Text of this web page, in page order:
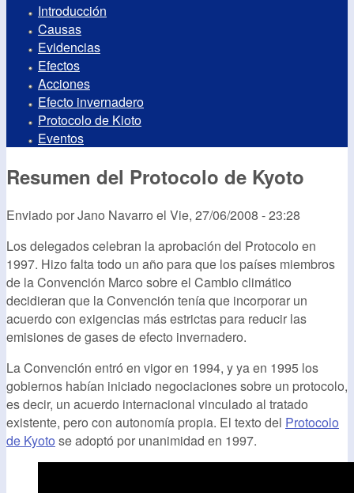
Introducción
Causas
Evidencias
Efectos
Acciones
Efecto invernadero
Protocolo de Kioto
Eventos
Resumen del Protocolo de Kyoto
Enviado porJano Navarro el Vie, 27/06/2008 - 23:28
Los delegados celebran la aprobación del Protocolo en
1997. Hizo falta todo un año para que los países miembros
de la Convención Marco sobre el Cambio climático
decidieran que la Convención tenía que incorporar un
acuerdo con exigencias más estrictas para reducir las
emisiones de gases de efecto invernadero.
La Convención entró en vigor en 1994, y ya en 1995 los
gobiernos habían iniciado negociaciones sobre un protocolo,
es decir, un acuerdo internacional vinculado al tratado
existente, pero con autonomía propia. El texto del Protocolo
de Kyoto se adoptó por unanimidad en 1997.